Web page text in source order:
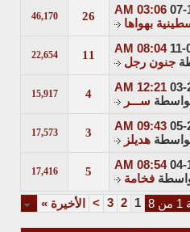
07-
03:06 AM
بهواها
26
46,170
11-
08:04 AM
جنون رجل
11
22,654
03-
12:21 AM
ســـر
4
15,917
05-
09:43 AM
هديلز
3
17,573
04-
08:54 AM
فخامة
5
17,416
1
2
3
> الأخيرة »